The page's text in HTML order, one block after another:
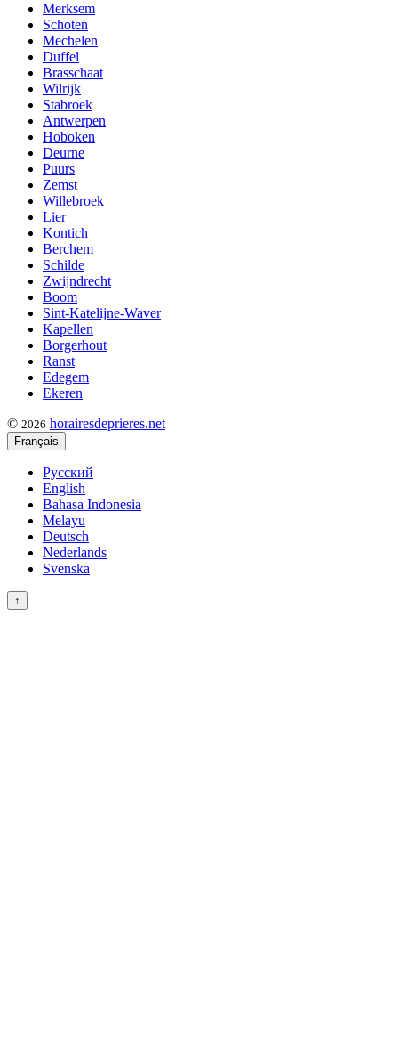
Merksem
Schoten
Mechelen
Duffel
Brasschaat
Wilrijk
Stabroek
Antwerpen
Hoboken
Deurne
Puurs
Zemst
Willebroek
Lier
Kontich
Berchem
Schilde
Zwijndrecht
Boom
Sint-Katelijne-Waver
Kapellen
Borgerhout
Ranst
Edegem
Ekeren
© 2026 horairesdeprieres.net
Français
Русский
English
Bahasa Indonesia
Melayu
Deutsch
Nederlands
Svenska
↑